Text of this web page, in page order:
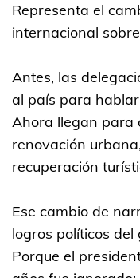
Representa el
internacional
Antes, las
al país para
Ahora llegan para
renovación
recuperación
Ese cambio de
logros políticos del
Porque el